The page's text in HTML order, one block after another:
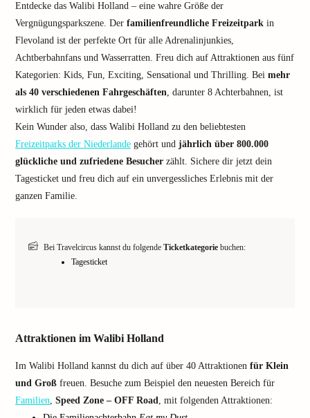
Entdecke das Walibi Holland – eine wahre Größe der
Vergnügungsparkszene. Der familienfreundliche Freizeitpark in
Flevoland ist der perfekte Ort für alle Adrenalinjunkies,
Achtberbahnfans und Wasserratten. Freu dich auf Attraktionen aus fünf
Kategorien: Kids, Fun, Exciting, Sensational und Thrilling. Bei mehr
als 40 verschiedenen Fahrgeschäften, darunter 8 Achterbahnen, ist
wirklich für jeden etwas dabei!
Kein Wunder also, dass Walibi Holland zu den beliebtesten
Freizeitparks der Niederlande gehört und jährlich über 800.000
glückliche und zufriedene Besucher zählt. Sichere dir jetzt dein
Tagesticket und freu dich auf ein unvergessliches Erlebnis mit der
ganzen Familie.
Bei Travelcircus kannst du folgende Ticketkategorie buchen:
Tagesticket
Attraktionen im Walibi Holland
Im Walibi Holland kannst du dich auf über 40 Attraktionen für Klein
und Groß freuen. Besuche zum Beispiel den neuesten Bereich für
Familien, Speed Zone – OFF Road, mit folgenden Attraktionen: